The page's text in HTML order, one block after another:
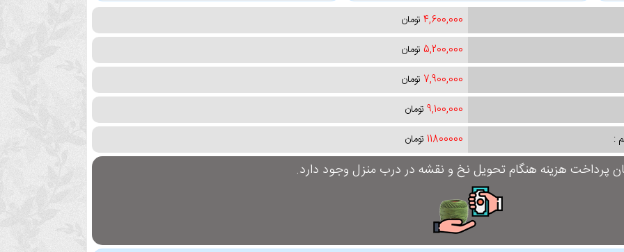
4,600,000 تومان
5,200,000 تومان
7,900,000 تومان
9,100,000 تومان
:
11800000 تومان
پرداخت هزینه هنگام تحویل نخ و نقشه در درب منزل وجود دارد.